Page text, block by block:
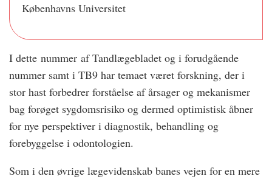
Københavns Universitet
I dette nummer af Tandlægebladet og i forudgående
nummer samt i TB9 har temaet været forskning, der i
stor hast forbedrer forståelse af årsager og mekanismer
bag forøget sygdomsrisiko og dermed optimistisk åbner
for nye perspektiver i diagnostik, behandling og
forebyggelse i odontologien.
Som i den øvrige lægevidenskab banes vejen for en mere